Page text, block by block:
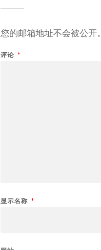
您的邮箱地址不会被公开。
评论 *
显示名称 *